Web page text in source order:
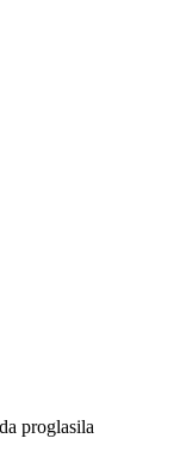
proglasila